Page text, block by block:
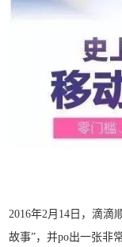
2016年2月14日，滴滴
故事”，并po出一张非